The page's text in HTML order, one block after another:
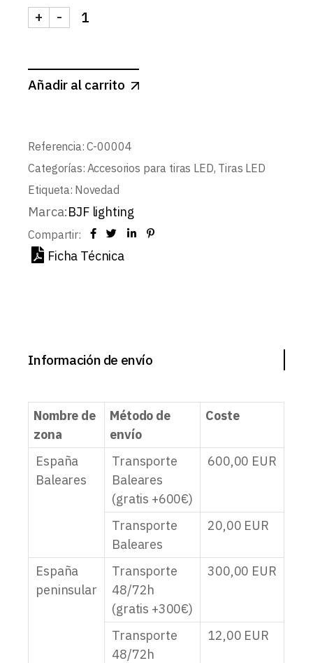
CONECTOR COB 4PIN 10mm CON 15cm DE
-
+
Añadir al carrito
Referencia: C-00004
Categorías: Accesorios para tiras LED, Tiras LED
Etiqueta: Novedad
Marca:BJF lighting
Compartir:
Ficha Técnica
Información de envío
Nombre de
zona
Método de
envío
Coste
España
Baleares
Transporte
Baleares
(gratis +600€)
600,00 EUR
Transporte
Baleares
20,00 EUR
España
peninsular
Transporte
48/72h
(gratis +300€)
300,00 EUR
Transporte
48/72h
12,00 EUR